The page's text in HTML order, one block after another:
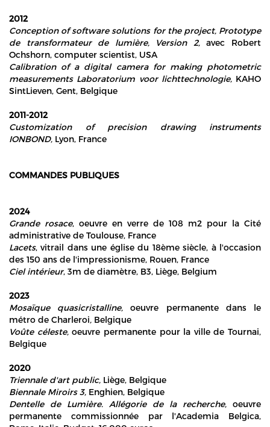
2012
Conception of software solutions for the project, Prototype
de transformateur de lumière, Version 2,avec Robert
Ochshorn, computer scientist, USA
Calibration of a digital camera for making photometric
measurements Laboratorium voor lichttechnologie,KAHO
SintLieven, Gent, Belgique
2011-2012
Customization of precision drawing instruments
IONBOND, Lyon, France
COMMANDES PUBLIQUES
2024
Grande rosace, oeuvre en verre de 108 m2 pour la Cité
administrative de Toulouse, France
Lacets, vitrail dans une église du 18ème siècle, à l'occasion
des 150 ans de l'impressionisme, Rouen, France
Ciel intérieur, 3m de diamètre, B3, Liège, Belgium
2023
Mosaïque quasicristalline,oeuvre permanente dans le
métro de Charleroi, Belgique
Voûte céleste,oeuvre permanente pour la ville de Tournai,
Belgique
2020
Triennale d'art public, Liège, Belgique
Biennale Miroirs 3, Enghien, Belgique
Dentelle de Lumière. Allégorie de la recherche, oeuvre
permanente commissionnée par l'Academia Belgica,